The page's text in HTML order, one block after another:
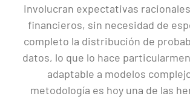
involucran expectativas
financieros, sin necesidad de
completo la distribución de
datos, lo que lo hace
adaptable a modelos
metodología es hoy una de las